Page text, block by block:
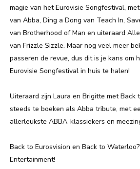
magie van het Eurovisie Songfestival,
van Abba, Ding a Dong van Teach In,
van Brotherhood of Man en uiteraard
van Frizzle Sizzle. Maar nog veel meer
passeren de revue, dus dit is je kans om
Eurovisie Songfestival in huis te halen!
Uiteraard zijn Laura en Brigitte met Back
steeds te boeken als Abba tribute, met
allerleukste ABBA-klassiekers en
Back to Eurosvision en Back to
Entertainment!